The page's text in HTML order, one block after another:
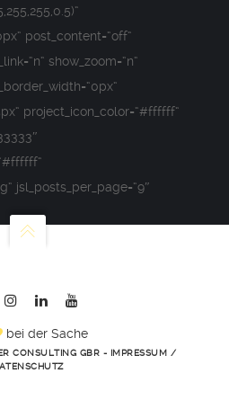
post_content=“off“
show_zoom=“n“
project_icon_color=“#ffffff“
jsl_posts_per_page=“9″
bei der Sache
CONSULTING GBR - IMPRESSUM /